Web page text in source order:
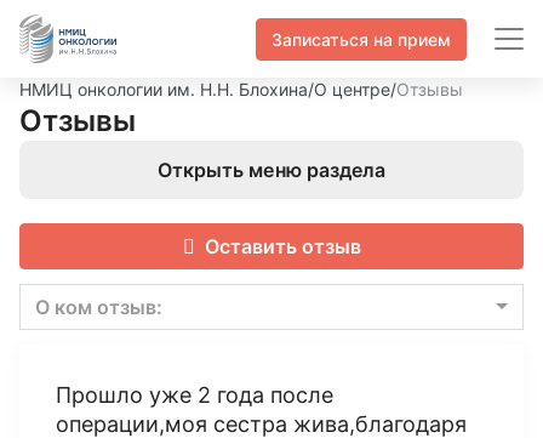
Записаться на прием
НМИЦ онкологии им. Н.Н. Блохина/О центре/Отзывы
Отзывы
Открыть меню раздела
Оставить отзыв
О ком отзыв:
Прошло уже 2 года после
операции,моя сестра жива,благодаря